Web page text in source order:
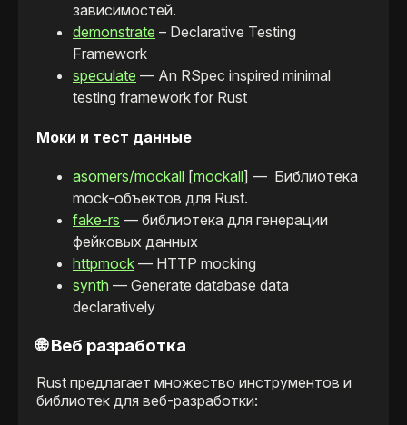
зависимостей.
demonstrate – Declarative Testing
Framework
speculate — An RSpec inspired minimal
testing framework for Rust
Моки и тест данные
asomers/mockall [mockall] — Библиотека
mock-объектов для Rust.
fake-rs — библиотека для генерации
фейковых данных
httpmock — HTTP mocking
synth — Generate database data
declaratively
🌐 Веб разработка
Rust предлагает множество инструментов и
библиотек для веб-разработки: